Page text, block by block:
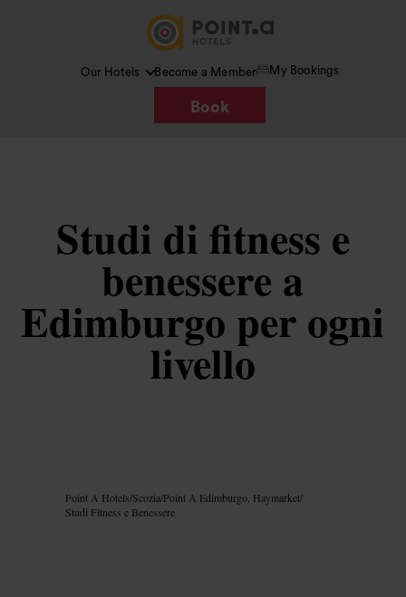
Our Hotels Become a Member My Bookings
Book
Studi di fitness e
benessere a
Edimburgo per ogni
livello
Point A Hotels/Scozia/Point A Edimburgo, Haymarket/
Studi Fitness e Benessere